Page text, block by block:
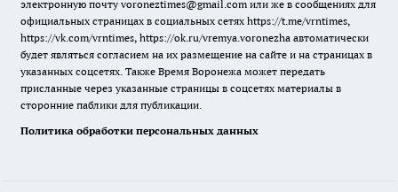
электронную почту voroneztimes@gmail.com или же в сообщениях для
официальных страницах в социальных сетях https://t.me/vrntimes,
https://vk.com/vrntimes, https://ok.ru/vremya.voronezha автоматически
будет являться согласием на их размещение на сайте и на страницах в
указанных соцсетях. Также Время Воронежа может передать
присланные через указанные страницы в соцсетях материалы в
сторонние паблики для публикации.
Политика обработки персональных данных